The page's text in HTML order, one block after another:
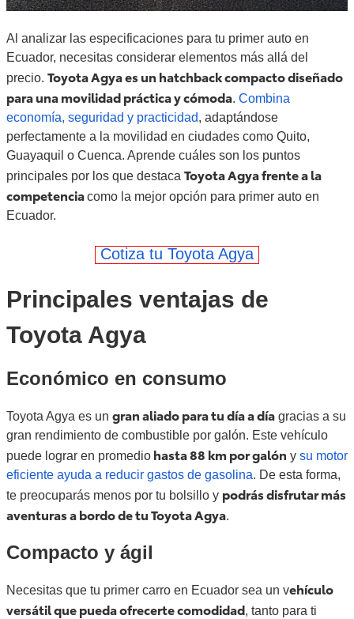
Al analizar las especificaciones para tu primer auto en
Ecuador, necesitas considerar elementos más allá del
precio. Toyota Agya es un hatchback compacto diseñado
para una movilidad práctica y cómoda. Combina
economía, seguridad y practicidad, adaptándose
perfectamente a la movilidad en ciudades como Quito,
Guayaquil o Cuenca. Aprende cuáles son los puntos
principales por los que destaca Toyota Agya frente a la
competenciacomo la mejor opción para primer auto en
Ecuador.
Cotiza tu Toyota Agya
Principales ventajas de
Toyota Agya
Económico en consumo
Toyota Agya es un gran aliado para tu día a día gracias a su
gran rendimiento de combustible por galón. Este vehículo
puede lograr en promedio hasta 88 km por galón y su motor
eficiente ayuda a reducir gastos de gasolina. De esta forma,
te preocuparás menos por tu bolsillo y podrás disfrutar más
aventuras a bordo de tu Toyota Agya.
Compacto y ágil
Necesitas que tu primer carro en Ecuador sea un vehículo
versátil que pueda ofrecerte comodidad, tanto para ti